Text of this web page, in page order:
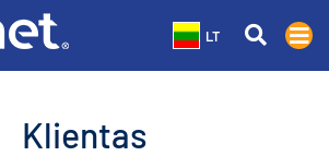
LT
Klientas